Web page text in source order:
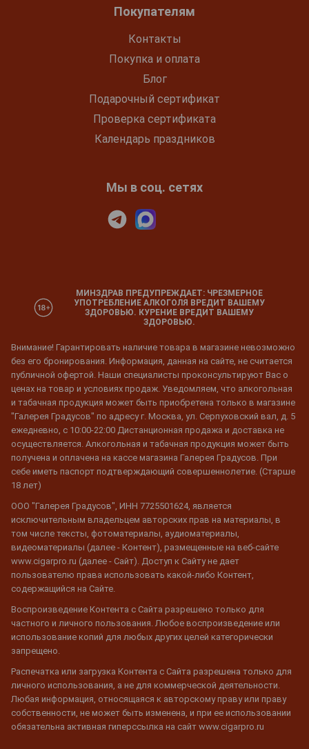
Покупателям
Контакты
Покупка и оплата
Блог
Подарочный сертификат
Проверка сертификата
Календарь праздников
Мы в соц. сетях
МИНЗДРАВ ПРЕДУПРЕЖДАЕТ: ЧРЕЗМЕРНОЕ
УПОТРЕБЛЕНИЕ АЛКОГОЛЯ ВРЕДИТ ВАШЕМУ
ЗДОРОВЬЮ. КУРЕНИЕ ВРЕДИТ ВАШЕМУ
ЗДОРОВЬЮ.
Внимание! Гарантировать наличие товара в магазине невозможно
без его бронирования. Информация, данная на сайте, не считается
публичной офертой. Наши специалисты проконсультируют Вас о
ценах на товар и условиях продаж. Уведомляем, что алкогольная
и табачная продукция может быть приобретена только в магазине
"Галерея Градусов" по адресу г. Москва, ул. Серпуховский вал, д. 5
ежедневно, с 10:00-22:00 Дистанционная продажа и доставка не
осуществляется. Алкогольная и табачная продукция может быть
получена и оплачена на кассе магазина Галерея Градусов. При
себе иметь паспорт подтверждающий совершеннолетие. (Старше
18 лет)
ООО "Галерея Градусов", ИНН 7725501624, является
исключительным владельцем авторских прав на материалы, в
том числе тексты, фотоматериалы, аудиоматериалы,
видеоматериалы (далее - Контент), размещенные на веб-сайте
www.cigarpro.ru (далее - Сайт). Доступ к Сайту не дает
пользователю права использовать какой-либо Контент,
содержащийся на Сайте.
Воспроизведение Контента с Сайта разрешено только для
частного и личного пользования. Любое воспроизведение или
использование копий для любых других целей категорически
запрещено.
Распечатка или загрузка Контента с Сайта разрешена только для
личного использования, а не для коммерческой деятельности.
Любая информация, относящаяся к авторскому праву или праву
собственности, не может быть изменена, и при ее использовании
обязательна активная гиперссылка на сайт www.cigarpro.ru